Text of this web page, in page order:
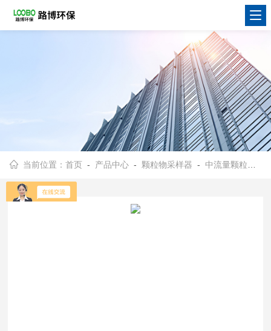
当前位置：首页 - 产品中心 - 颗粒物采样器 - 中流量颗粒物采样器